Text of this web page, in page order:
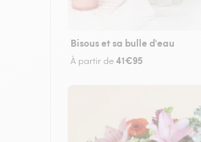
Bisous et sa bulle d'eau
À partir de41€95